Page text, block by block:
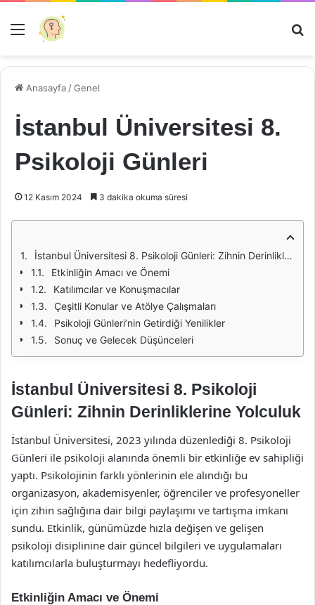
Menü
Anasayfa /Genel
İstanbul Üniversitesi 8.
Psikoloji Günleri
12 Kasım 2024 3 dakika okuma süresi
İstanbul Üniversitesi 8. Psikoloji Günleri: Zihnin Derinliklerine Yolculuk
Etkinliğin Amacı ve Önemi
Katılımcılar ve Konuşmacılar
Çeşitli Konular ve Atölye Çalışmaları
Psikoloji Günleri’nin Getirdiği Yenilikler
Sonuç ve Gelecek Düşünceleri
İstanbul Üniversitesi 8. Psikoloji
Günleri: Zihnin Derinliklerine Yolculuk
İstanbul Üniversitesi, 2023 yılında düzenlediği 8. Psikoloji
Günleri ile psikoloji alanında önemli bir etkinliğe ev sahipliği
yaptı. Psikolojinin farklı yönlerinin ele alındığı bu
organizasyon, akademisyenler, öğrenciler ve profesyoneller
için zihin sağlığına dair bilgi paylaşımı ve tartışma imkanı
sundu. Etkinlik, günümüzde hızla değişen ve gelişen
psikoloji disiplinine dair güncel bilgileri ve uygulamaları
katılımcılarla buluşturmayı hedefliyordu.
Etkinliğin Amacı ve Önemi